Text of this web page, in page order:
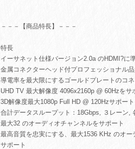
－－－【商品特長】－－－
特長
イーサネット仕様バージョン2.0a のHDMI?に
金属コネクターヘッド付プロフェッショナル
導電率を最大限にするゴールドプレートのコ
UHD TV 最大解像度 4096x2160p @ 60Hzをサ
3D解像度最大1080p Full HD @ 120Hzサポート
合計データスループット：18Gbps, ３レーン,
最大32 のオーディオチャンネルをサポート
最高音質を忠実にする、最大1536 KHz のオ
サポート